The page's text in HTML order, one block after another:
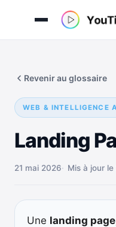
contenu
WEB & INTELLIGENCE
Landing
Revenir au glossaire
21 mai 2026 Mis à jour
Une landing page